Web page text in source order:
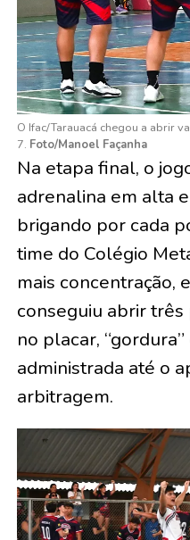
O Ifac/Tarauacá chegou a abrir
7. Foto/Manoel Façanha
Na etapa final, o
adrenalina em alta
brigando por cada
time do Colégio
mais concentração,
conseguiu abrir
no placar,
administrada até o
arbitragem.